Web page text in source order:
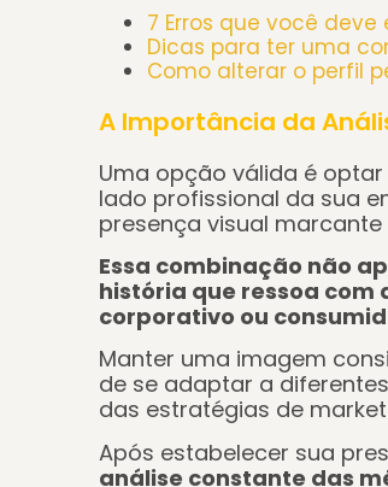
7 Erros que você deve
Dicas para ter uma
Como alterar o perfil
A Importância da
Uma opção válida é
lado profissional da sua
presença visual
Essa combinação não
história que ressoa com
corporativo ou
Manter uma imagem
de se adaptar a
das estratégias de
Após estabelecer sua
análise constante das